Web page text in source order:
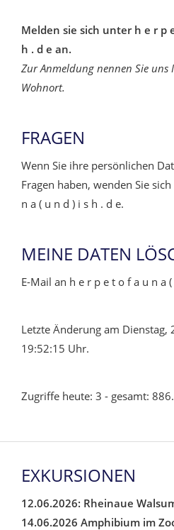
Melden sie sich unter h e r p
h . d e an.
Zur Anmeldung nennen Sie
Wohnort.
FRAGEN
Wenn Sie ihre persönlichen
Fragen haben, wenden Sie
n a ( u n d ) i s h . d e.
MEINE DATEN
E-Mail an h e r p e t o f a u n a
Letzte Änderung am
19:52:15 Uhr.
Zugriffe heute: 3 - gesamt: 886.
EXKURSIONEN
12.06.2026: Rheinaue
14.06.2026 Amphibium im